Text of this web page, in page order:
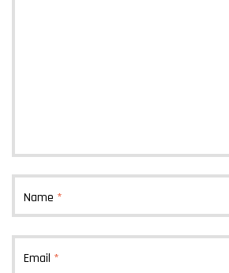
Name *
Email *